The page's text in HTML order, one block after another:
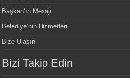
Başkan’ın Mesajı
Belediye’nin Hizmetleri
Bize Ulaşın
Bizi Takip Edin